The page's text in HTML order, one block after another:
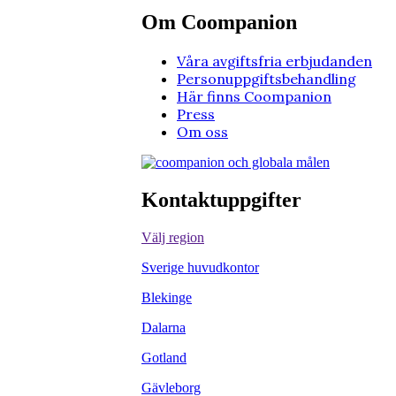
Om Coompanion
Våra avgiftsfria erbjudanden
Personuppgiftsbehandling
Här finns Coompanion
Press
Om oss
Kontaktuppgifter
Välj region
Sverige huvudkontor
Blekinge
Dalarna
Gotland
Gävleborg